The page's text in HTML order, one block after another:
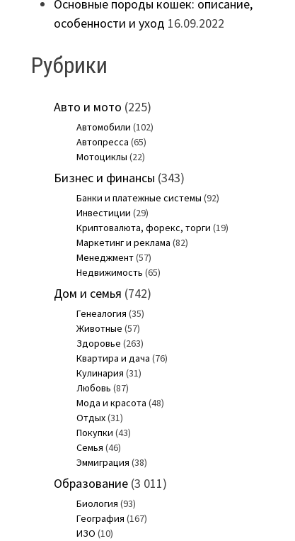
Основные породы кошек: описание,
особенности и уход 16.09.2022
Рубрики
Авто и мото (225)
Автомобили (102)
Автопресса (65)
Мотоциклы (22)
Бизнес и финансы (343)
Банки и платежные системы (92)
Инвестиции (29)
Криптовалюта, форекс, торги (19)
Маркетинг и реклама (82)
Менеджмент(57)
Недвижимость (65)
Дом и семья (742)
Генеалогия (35)
Животные (57)
Здоровье (263)
Квартира и дача (76)
Кулинария (31)
Любовь (87)
Мода и красота (48)
Отдых(31)
Покупки (43)
Семья (46)
Эммиграция (38)
Образование(3 011)
Биология (93)
География (167)
ИЗО (10)